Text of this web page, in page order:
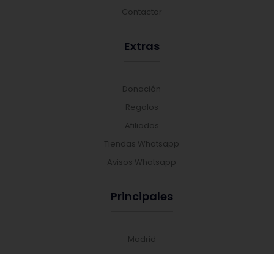
Contactar
Extras
Donación
Regalos
Afiliados
Tiendas Whatsapp
Avisos Whatsapp
Principales
Madrid